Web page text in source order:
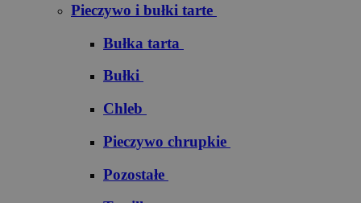
Pieczywo i bułki tarte
Bułka tarta
Bułki
Chleb
Pieczywo chrupkie
Pozostałe